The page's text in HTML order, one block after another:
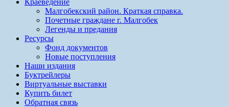
Краеведение
Малгобекский район. Краткая справка.
Почетные граждане г. Малгобек
Легенды и предания
Ресурсы
Фонд документов
Новые поступления
Наши издания
Буктрейлеры
Виртуальные выставки
Купить билет
Обратная связь